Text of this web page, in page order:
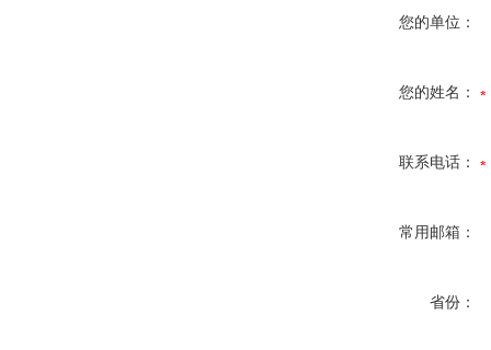
您的单位：
您的姓名：
联系电话：
常用邮箱：
省份：